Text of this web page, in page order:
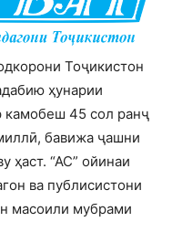
Тоҷикистон
ҳунарии
камобеш 45 сол ранҷ
бавижа ҷашни
ҳаст. “АС” ойинаи
ва публисистони
масоили мубрами